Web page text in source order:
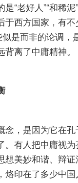
“老好人”“和稀泥
于西方国家，有
似是而非的论调，
离了中庸精神。
念，是因为它在
。有人把中庸视
想美妙和谐、辩
烙印在了多少中